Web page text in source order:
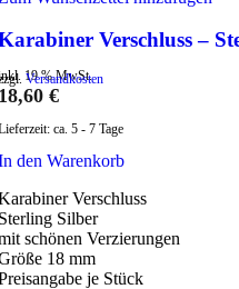
Verschluss –
19 % MwSt.
Versandkosten
€
ca. 5 - 7 Tage
den Warenkorb
Verschluss
Silber
schönen Verzierungen
18 mm
je Stück